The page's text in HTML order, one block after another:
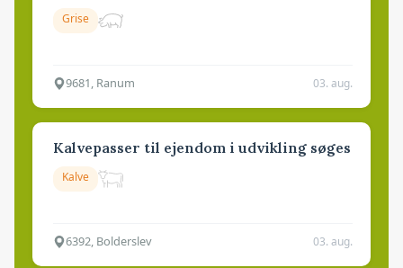
Grise
9681, Ranum 03. aug.
Kalvepasser til ejendom i udvikling søges
Kalve
6392, Bolderslev 03. aug.